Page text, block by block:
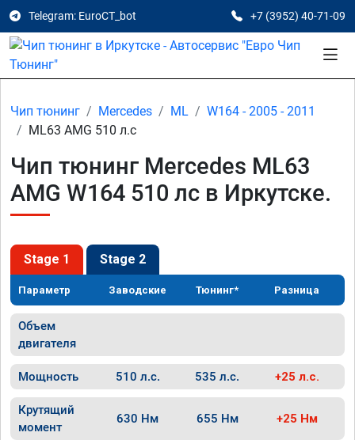
Telegram: EuroCT_bot +7 (3952) 40-71-09
Чип тюнинг Mercedes ML
W164 - 2005 - 2011
ML63 AMG 510 л.с
Чип тюнинг Mercedes ML63
AMG W164 510 лс в Иркутске.
Stage 1 Stage 2
Параметр Заводские Тюнинг* Разница
Объем
двигателя
Мощность 510 л.с. 535 л.с. +25 л.с.
Крутящий
момент
630 Нм 655 Нм +25 Нм